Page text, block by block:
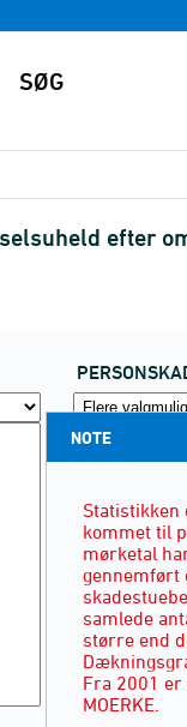
efter
NOTE
Statistikken
kommet til
mørketal
gennemført
samlede
større end
Fra 2001
MOERKE.